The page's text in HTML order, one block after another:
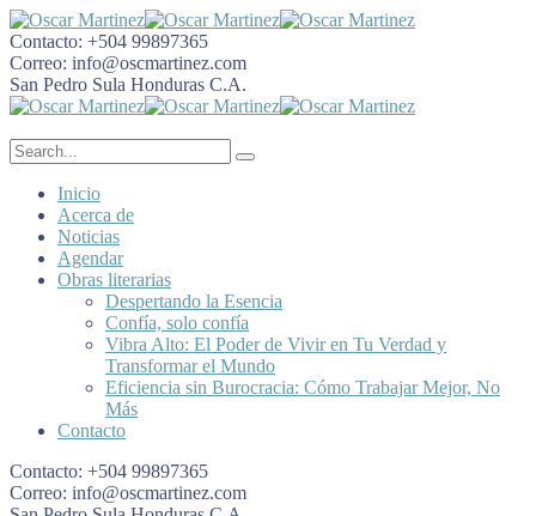
Contacto: +504 99897365
Correo: info@oscmartinez.com
San Pedro Sula Honduras C.A.
Inicio
Acerca de
Noticias
Agendar
Obras literarias
Despertando la Esencia
Confía, solo confía
Vibra Alto: El Poder de Vivir en Tu Verdad y
Transformar el Mundo
Eficiencia sin Burocracia: Cómo Trabajar Mejor, No
Más
Contacto
Contacto: +504 99897365
Correo: info@oscmartinez.com